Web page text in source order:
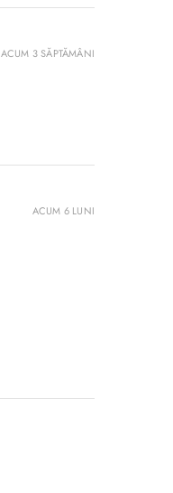
ACUM 3 SĂPTĂMÂNI
ACUM 6 LUNI